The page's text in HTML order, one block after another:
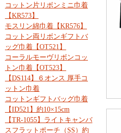
コットン片リボンミニ巾着
【KR573】
モスリン綿巾着【KR576】
コットン両リボンギフトバ
ッグ巾着【OT521】
コーラルモーヴリボンコッ
トン巾着【OT523】
【DS114】６オンス 厚手コ
ットン巾着
コットンギフトバッグ巾着
【ID521】約10×15cm
【TR-1055】ライトキャンバ
スフラットポーチ（SS）約